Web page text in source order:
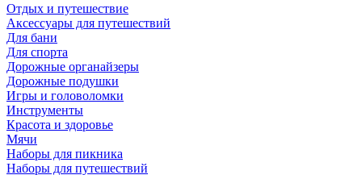
Отдых и путешествие
Аксессуары для путешествий
Для бани
Для спорта
Дорожные органайзеры
Дорожные подушки
Игры и головоломки
Инструменты
Красота и здоровье
Мячи
Наборы для пикника
Наборы для путешествий